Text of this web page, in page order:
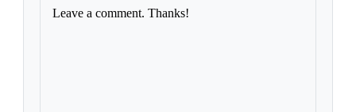
Leave a comment. Thanks!